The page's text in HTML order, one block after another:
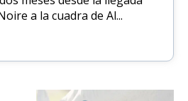
a la cuadra de Al...